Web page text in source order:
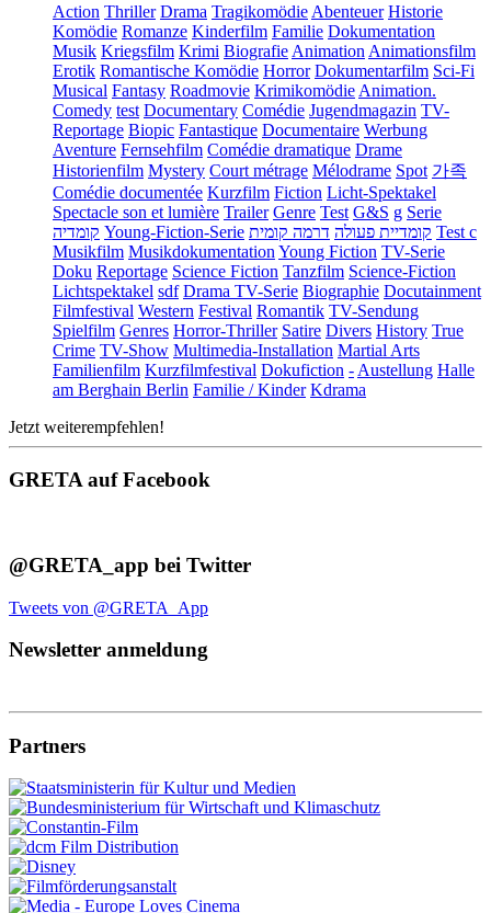
Action Thriller Drama Tragikomödie Abenteuer Historie
Komödie Romanze Kinderfilm Familie Dokumentation
Musik Kriegsfilm Krimi Biografie Animation Animationsfilm
Erotik Romantische Komödie Horror Dokumentarfilm Sci-Fi
Musical Fantasy Roadmovie Krimikomödie Animation.
Comedy test Documentary Comédie Jugendmagazin TV-
Reportage Biopic Fantastique Documentaire Werbung
Aventure Fernsehfilm Comédie dramatique Drame
Historienfilm Mystery Court métrage Mélodrame Spot 가족
Comédie documentée Kurzfilm Fiction Licht-Spektakel
Spectacle son et lumière Trailer Genre Test G&S g Serie
קומדיה Young-Fiction-Serie קומדיית פעולה דרמה קומית
Test c
Musikfilm Musikdokumentation Young Fiction TV-Serie
Doku Reportage Science Fiction Tanzfilm Science-Fiction
Lichtspektakel sdf Drama TV-Serie Biographie Docutainment
Filmfestival Western Festival Romantik TV-Sendung
Spielfilm Genres Horror-Thriller Satire Divers History True
Crime TV-Show Multimedia-Installation Martial Arts
Familienfilm Kurzfilmfestival Dokufiction - Austellung Halle
am Berghain Berlin Familie / Kinder Kdrama
Jetzt weiterempfehlen!
GRETA auf Facebook
@GRETA_app bei Twitter
Tweets von @GRETA_App
Newsletter anmeldung
Partners